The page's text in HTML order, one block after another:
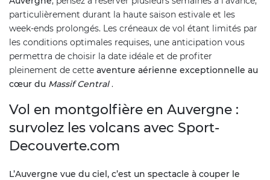
particulièrement durant la haute saison estivale et les
week-ends prolongés. Les créneaux de vol étant limités par
les conditions optimales requises, une anticipation vous
permettra de choisir la date idéale et de profiter
pleinement de cette aventure aérienne exceptionnelle au
cœur du Massif Central.
Vol en montgolfière en Auvergne :
survolez les volcans avec Sport-
Decouverte.com
L’Auvergne vue du ciel, c’est un spectacle à couper le